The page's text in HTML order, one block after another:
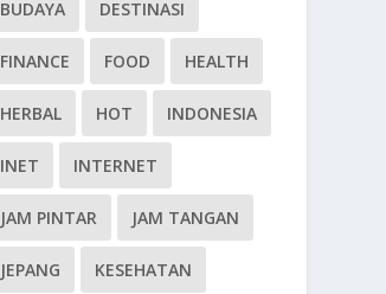
BUDAYA DESTINASI
FINANCE FOOD HEALTH
HERBAL HOT INDONESIA
INET INTERNET
JAM PINTAR JAM TANGAN
JEPANG KESEHATAN